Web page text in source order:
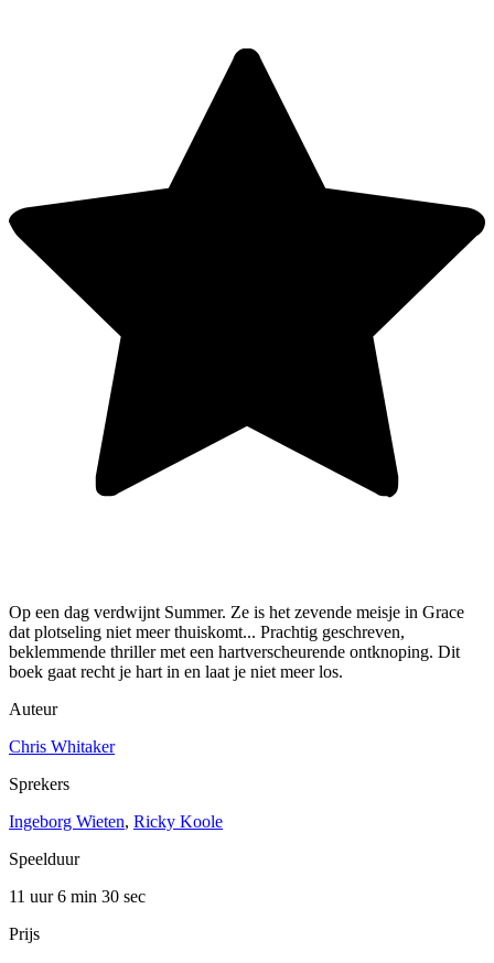
Op een dag verdwijnt Summer. Ze is het zevende meisje in Grace
dat plotseling niet meer thuiskomt... Prachtig geschreven,
beklemmende thriller met een hartverscheurende ontknoping. Dit
boek gaat recht je hart in en laat je niet meer los.
Auteur
Chris Whitaker
Sprekers
Ingeborg Wieten, Ricky Koole
Speelduur
11 uur 6 min 30 sec
Prijs